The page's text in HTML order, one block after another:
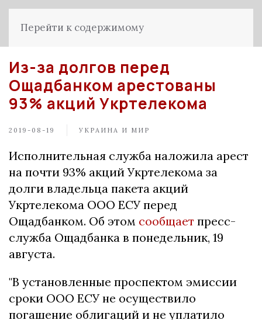
Перейти к содержимому
Из-за долгов перед
Ощадбанком арестованы
93% акций Укртелекома
2019-08-19 УКРАИНА И МИР
Исполнительная служба наложила арест
на почти 93% акций Укртелекома за
долги владельца пакета акций
Укртелекома ООО ЕСУ перед
Ощадбанком. Об этом сообщает пресс-
служба Ощадбанка в понедельник, 19
августа.
"В установленные проспектом эмиссии
сроки ООО ЕСУ не осуществило
погашение облигаций и не уплатило